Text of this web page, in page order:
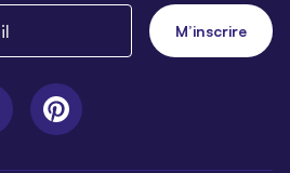
M’inscrire